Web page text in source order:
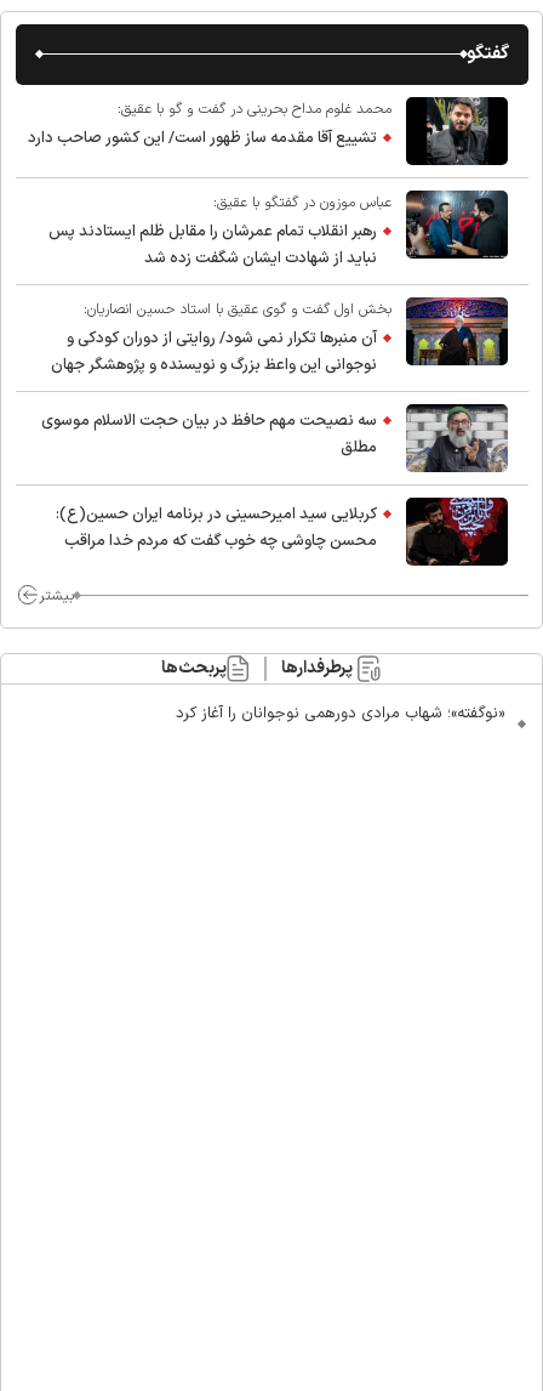
گفتگو
محمد غلوم مداح بحرینی در گفت و گو با عقیق:
تشییع آقا مقدمه ساز ظهور است/ این کشور صاحب دارد
عباس موزون در گفتگو با عقیق:
رهبر انقلاب تمام عمرشان را مقابل ظلم ایستادند پس
نباید از شهادت ایشان شگفت زده شد
بخش اول گفت و گوی عقیق با استاد حسین انصاریان:
آن منبرها تکرار نمی شود/ روایتی از دوران کودکی و
نوجوانی این واعظ بزرگ و نویسنده و پژوهشگر جهان
اسلام
سه نصیحت مهم حافظ در بیان حجت الاسلام موسوی
مطلق
کربلایی سید امیر‌حسینی در برنامه ایران حسین(ع):
محسن چاوشی چه خوب گفت که مردم خدا مراقب
بیشتر
پرطرفدارها پربحث‌ها
«نوگفته»؛ شهاب مرادی دورهمی نوجوانان را آغاز کرد